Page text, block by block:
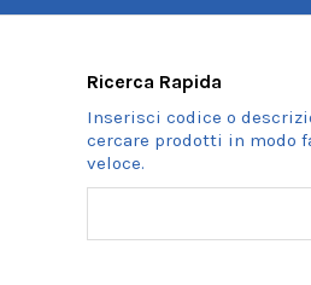
Ricerca Rapida